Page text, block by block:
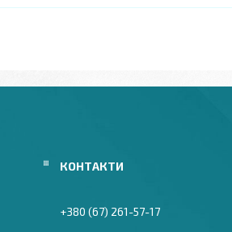
+380 (67) 261-57-17